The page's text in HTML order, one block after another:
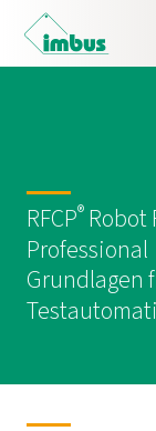
RFCP® Robot
Professional
Grundlagen